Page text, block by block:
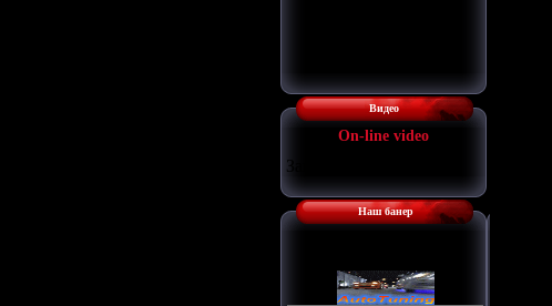
Видео
Оn-line video
Загрузка...
Наш банер